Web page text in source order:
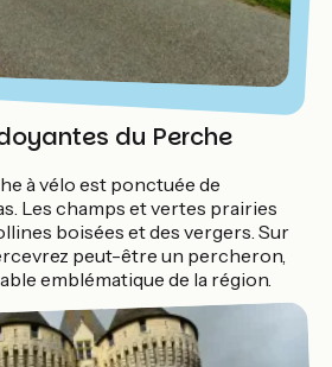
du Perche
à vélo est ponctuée de
Les champs et vertes prairies
boisées et des vergers. Sur
peut-être un percheron,
emblématique de la région.